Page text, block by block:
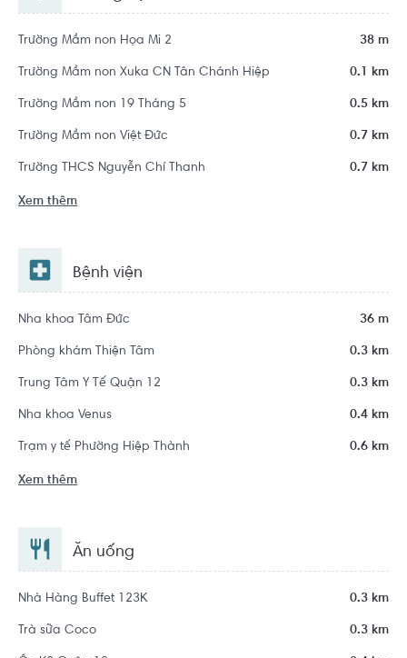
Trường Mầm non Họa Mi 2 38 m
Trường Mầm non Xuka CN Tân Chánh Hiệp 0.1 km
Trường Mầm non 19 Tháng 5 0.5 km
Trường Mầm non Việt Đức 0.7 km
Trường THCS Nguyễn Chí Thanh 0.7 km
Xem thêm
Bệnh viện
Nha khoa Tâm Đức 36 m
Phòng khám Thiện Tâm 0.3 km
Trung Tâm Y Tế Quận 12 0.3 km
Nha khoa Venus 0.4 km
Trạm y tế Phường Hiệp Thành 0.6 km
Xem thêm
Ăn uống
Nhà Hàng Buffet 123K 0.3 km
Trà sữa Coco 0.3 km